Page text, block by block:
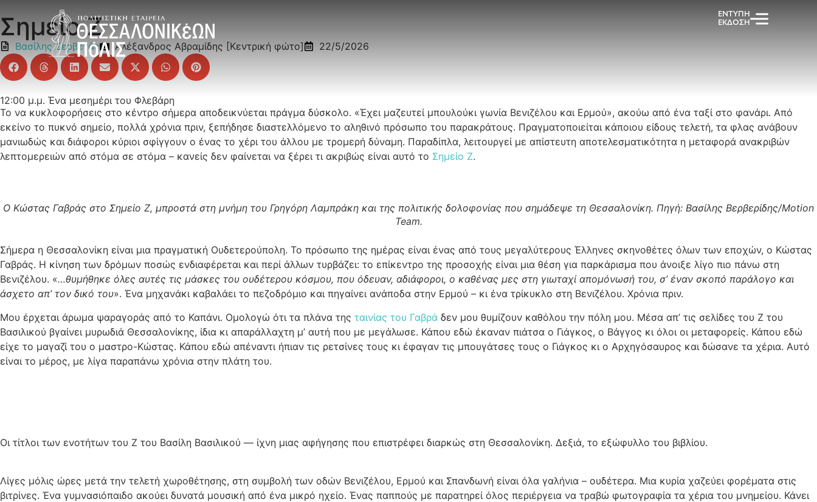
ΕΝΤΥΠΗ
ΕΚΔΟΣΗ
Σημείο Ζ
Βασίλης Σερβετάς Αλέξανδρος Αβραμίδης [Κεντρική φώτο] 22/5/2026
12:00 μ.μ. Ένα μεσημέρι του Φλεβάρη
Το να κυκλοφορήσεις στο κέντρο σήμερα αποδεικνύεται πράγμα δύσκολο. «Έχει μαζευτεί μπουλούκι γωνία Βενιζέλου και Ερμού», ακούω από ένα ταξί στο φανάρι. Από
εκείνο το πυκνό σημείο, πολλά χρόνια πριν, ξεπήδησε διαστελλόμενο το αληθινό πρόσωπο του παρακράτους. Πραγματοποιείται κάποιου είδους τελετή, τα φλας ανάβουν
μανιωδώς και διάφοροι κύριοι σφίγγουν ο ένας το χέρι του άλλου με τρομερή δύναμη. Παραδίπλα, λειτουργεί με απίστευτη αποτελεσματικότητα η μεταφορά ανακριβών
λεπτομερειών από στόμα σε στόμα – κανείς δεν φαίνεται να ξέρει τι ακριβώς είναι αυτό το Σημείο Ζ.
Ο Κώστας Γαβράς στο Σημείο Ζ, μπροστά στη μνήμη του Γρηγόρη Λαμπράκη και της πολιτικής δολοφονίας που σημάδεψε τη Θεσσαλονίκη. Πηγή: Βασίλης Βερβερίδης/Motion
Team.
Σήμερα η Θεσσαλονίκη είναι μια πραγματική Ουδετερούπολη. Το πρόσωπο της ημέρας είναι ένας από τους μεγαλύτερους Έλληνες σκηνοθέτες όλων των εποχών, ο Κώστας
Γαβράς. Η κίνηση των δρόμων ποσώς ενδιαφέρεται και περί άλλων τυρβάζει: το επίκεντρο της προσοχής είναι μια θέση για παρκάρισμα που άνοιξε λίγο πιο πάνω στη
Βενιζέλου. «…θυμήθηκε όλες αυτές τις μάσκες του ουδέτερου κόσμου, που όδευαν, αδιάφοροι, ο καθένας μες στη γιωταχί απομόνωσή του, σ’ έναν σκοπό παράλογο και
άσχετο απ’ τον δικό του». Ένα μηχανάκι καβαλάει το πεζοδρόμιο και πηγαίνει ανάποδα στην Ερμού – κι ένα τρίκυκλο στη Βενιζέλου. Χρόνια πριν.
Μου έρχεται άρωμα ψαραγοράς από το Καπάνι. Ομολογώ ότι τα πλάνα της ταινίας του Γαβρά δεν μου θυμίζουν καθόλου την πόλη μου. Μέσα απ’ τις σελίδες του Ζ του
Βασιλικού βγαίνει μυρωδιά Θεσσαλονίκης, ίδια κι απαράλλαχτη μ’ αυτή που με μεγάλωσε. Κάπου εδώ έκαναν πιάτσα ο Γιάγκος, ο Βάγγος κι όλοι οι μεταφορείς. Κάπου εδώ
είχε το μαγαζί του ο μαστρο-Κώστας. Κάπου εδώ απέναντι ήπιαν τις ρετσίνες τους κι έφαγαν τις μπουγάτσες τους ο Γιάγκος κι ο Αρχηγόσαυρος και δώσανε τα χέρια. Αυτό
είναι το μέρος, με λίγα παραπάνω χρόνια στην πλάτη του.
Οι τίτλοι των ενοτήτων του Ζ του Βασίλη Βασιλικού — ίχνη μιας αφήγησης που επιστρέφει διαρκώς στη Θεσσαλονίκη. Δεξιά, το εξώφυλλο του βιβλίου.
Λίγες μόλις ώρες μετά την τελετή χωροθέτησης, στη συμβολή των οδών Βενιζέλου, Ερμού και Σπανδωνή είναι όλα γαλήνια – ουδέτερα. Μια κυρία χαζεύει φορέματα στις
βιτρίνες. Ένα γυμνασιόπαιδο ακούει δυνατά μουσική από ένα μικρό ηχείο. Ένας παππούς με παρατηρεί όλος περιέργεια να τραβώ φωτογραφία τα χέρια του μνημείου. Κάνει